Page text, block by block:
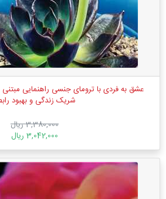
عشق به فردی با ترومای جنسی راهنمایی
شریک زندگی و بهبود
3,380,000 ریال
3,042,000 ریال